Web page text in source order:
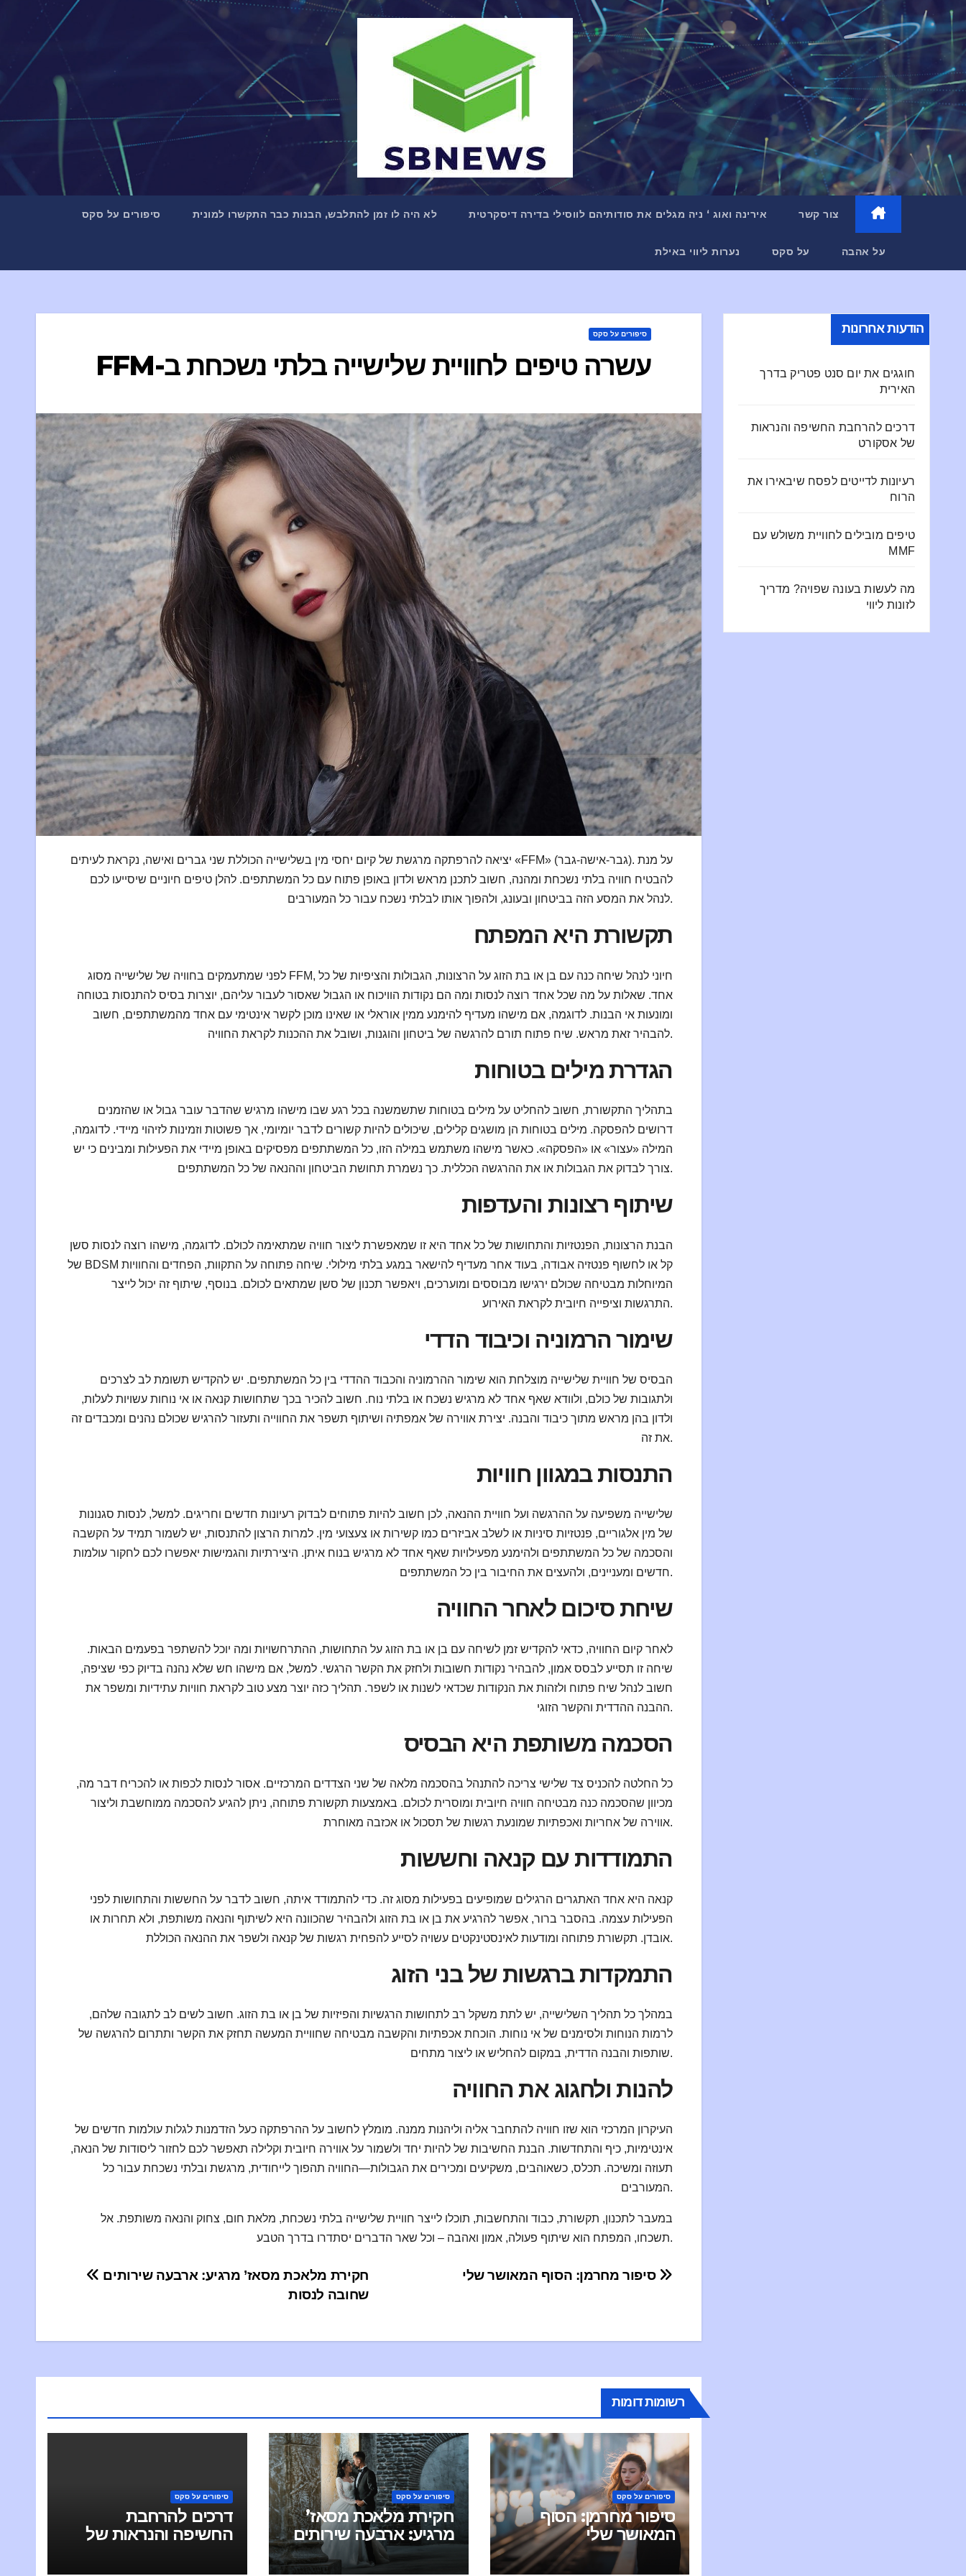
צור קשר אירינה ואוג ‘ ניה מגלים את סודותיהם לווסילי בדירה דיסקרטית לא היה לו זמן להתלבש, הבנות כבר התקשרו למונית סיפורים על סקס
על אהבה על סקס נערות ליווי באילת
סיפורים על סקס
עשרה טיפים לחוויית שלישייה בלתי נשכחת ב-FFM
יציאה להרפתקה מרגשת של קיום יחסי מין בשלישייה הכוללת שני גברים ואישה, נקראת לעיתים «FFM» (גבר-אישה-גבר). על מנת
להבטיח חוויה בלתי נשכחת ומהנה, חשוב לתכנן מראש ולדון באופן פתוח עם כל המשתתפים. להלן טיפים חיוניים שיסייעו לכם
לנהל את המסע הזה בביטחון ובעונג, ולהפוך אותו לבלתי נשכח עבור כל המעורבים.
תקשורת היא המפתח
לפני שמתעמקים בחוויה של שלישייה מסוג FFM, חיוני לנהל שיחה כנה עם בן או בת הזוג על הרצונות, הגבולות והציפיות של כל
אחד. שאלות על מה שכל אחד רוצה לנסות ומה הם נקודות הוויכוח או הגבול שאסור לעבור עליהם, יוצרות בסיס להתנסות בטוחה
ומונעות אי הבנות. לדוגמה, אם מישהו מעדיף להימנע ממין אוראלי או שאינו מוכן לקשר אינטימי עם אחד מהמשתתפים, חשוב
להבהיר זאת מראש. שיח פתוח תורם להרגשה של ביטחון והוגנות, ושובל את ההכנות לקראת החוויה.
הגדרת מילים בטוחות
בתהליך התקשורת, חשוב להחליט על מילים בטוחות שתשמשנה בכל רגע שבו מישהו מרגיש שהדבר עובר גבול או שהזמנים
דרושים להפסקה. מילים בטוחות הן מושגים קלילים, שיכולים להיות קשורים לדבר יומיומי, אך פשוטות וזמינות לזיהוי מיידי. לדוגמה,
המילה «עצור» או «הפסקה». כאשר מישהו משתמש במילה הזו, כל המשתתפים מפסיקים באופן מיידי את הפעילות ומבינים כי יש
צורך לבדוק את הגבולות או את ההרגשה הכללית. כך נשמרת תחושת הביטחון וההנאה של כל המשתתפים.
שיתוף רצונות והעדפות
הבנת הרצונות, הפנטזיות והתחושות של כל אחד היא זו שמאפשרת ליצור חוויה שמתאימה לכולם. לדוגמה, מישהו רוצה לנסות סשן
של BDSM קל או לחשוף פנטזיה אבודה, בעוד אחר מעדיף להישאר במגע בלתי מילולי. שיחה פתוחה על התקוות, הפחדים והחוויות
המיוחלות מבטיחה שכולם ירגישו מבוססים ומוערכים, ויאפשר תכנון של סשן שמתאים לכולם. בנוסף, שיתוף זה יכול לייצר
התרגשות וציפייה חיובית לקראת האירוע.
שימור הרמוניה וכיבוד הדדי
הבסיס של חוויית שלישייה מוצלחת הוא שימור ההרמוניה והכבוד ההדדי בין כל המשתתפים. יש להקדיש תשומת לב לצרכים
ולתגובות של כולם, ולוודא שאף אחד לא מרגיש נשכח או בלתי נוח. חשוב להכיר בכך שתחושות קנאה או אי נוחות עשויות לעלות,
ולדון בהן מראש מתוך כיבוד והבנה. יצירת אווירה של אמפתיה ושיתוף תשפר את החווייה ותעזור להרגיש שכולם נהנים ומכבדים זה
את זה.
התנסות במגוון חוויות
שלישייה משפיעה על ההרגשה ועל חוויית ההנאה, לכן חשוב להיות פתוחים לבדוק רעיונות חדשים וחריגים. למשל, לנסות סגנונות
של מין אלגוריים, פנטזיות סיניות או לשלב אביזרים כמו קשירות או צעצועי מין. למרות הרצון להתנסות, יש לשמור תמיד על הקשבה
והסכמה של כל המשתתפים ולהימנע מפעילויות שאף אחד לא מרגיש בנוח איתן. היצירתיות והגמישות יאפשרו לכם לחקור עולמות
חדשים ומעניינים, ולהעצים את החיבור בין כל המשתתפים.
שיחת סיכום לאחר החוויה
לאחר קיום החוויה, כדאי להקדיש זמן לשיחה עם בן או בת הזוג על התחושות, ההתרחשויות ומה יוכל להשתפר בפעמים הבאות.
שיחה זו תסייע לבסס אמון, להבהיר נקודות חשובות ולחזק את הקשר הרגשי. למשל, אם מישהו חש שלא נהנה בדיוק כפי שציפה,
חשוב לנהל שיח פתוח ולזהות את הנקודות שכדאי לשנות או לשפר. תהליך כזה יוצר מצע טוב לקראת חוויות עתידיות ומשפר את
ההבנה ההדדית והקשר הזוגי.
הסכמה משותפת היא הבסיס
כל החלטה להכניס צד שלישי צריכה להתנהל בהסכמה מלאה של שני הצדדים המרכזיים. אסור לנסות לכפות או להכריח דבר מה,
מכיוון שהסכמה כנה מבטיחה חוויה חיובית ומוסרית לכולם. באמצעות תקשורת פתוחה, ניתן להגיע להסכמה ממוחשבת וליצור
אווירה של אחריות ואכפתיות שמונעת רגשות של תסכול או אכזבה מאוחרת.
התמודדות עם קנאה וחששות
קנאה היא אחד האתגרים הרגילים שמופיעים בפעילות מסוג זה. כדי להתמודד איתה, חשוב לדבר על החששות והתחושות לפני
הפעילות עצמה. בהסבר ברור, אפשר להרגיע את בן או בת הזוג ולהבהיר שהכוונה היא לשיתוף והנאה משותפת, ולא תחרות או
אובדן. תקשורת פתוחה ומודעות לאינסטינקטים עשויה לסייע להפחית רגשות של קנאה ולשפר את ההנאה הכוללת.
התמקדות ברגשות של בני הזוג
במהלך כל תהליך השלישייה, יש לתת משקל רב לתחושות הרגשיות והפיזיות של בן או בת הזוג. חשוב לשים לב לתגובה שלהם,
לרמות הנוחות ולסימנים של אי נוחות. הוכחת אכפתיות והקשבה מבטיחה שחוויית המעשה תחזק את הקשר ותתרום להרגשה של
שותפות והבנה הדדית, במקום להחליש או ליצור מתחים.
להנות ולחגוג את החוויה
העיקרון המרכזי הוא שזו חוויה להתחבר אליה וליהנות ממנה. מומלץ לחשוב על ההרפתקה כעל הזדמנות לגלות עולמות חדשים של
אינטימיות, כיף והתחדשות. הבנת החשיבות של להיות יחד ולשמור על אווירה חיובית וקלילה תאפשר לכם לחזור ליסודות של הנאה,
תעוזה ומשיכה. תכלס, כשאוהבים, משקיעים ומכירים את הגבולות—החוויה תהפוך לייחודית, מרגשת ובלתי נשכחת עבור כל
המעורבים.
במעבר לתכנון, תקשורת, כבוד והתחשבות, תוכלו לייצר חוויית שלישייה בלתי נשכחת, מלאת חום, צחוק והנאה משותפת. אל
תשכחו, המפתח הוא שיתוף פעולה, אמון ואהבה – וכל שאר הדברים יסתדרו בדרך הטבע.
סיפור מחרמן: הסוף המאושר שלי
שחובה לנסות
רשומות דומות
סיפורים על סקס
דרכים להרחבת
החשיפה והנראות של
סיפורים על סקס
חקירת מלאכת מסאז’
מרגיע: ארבעה שירותים
שחובה לנסות
סיפורים על סקס
סיפור מחרמן: הסוף
המאושר שלי
הודעות אחרונות
חוגגים את יום סנט פטריק בדרך
האירית
דרכים להרחבת החשיפה והנראות
של אסקורט
רעיונות לדייטים לפסח שיבאירו את
הרוח
טיפים מובילים לחוויית משולש עם
MMF
מה לעשות בעונה שפויה? מדריך
לזונות ליווי